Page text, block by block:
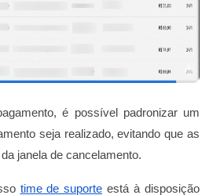
é possível padronizar um
seja realizado, evitando que as
janela de cancelamento.
time de suporte está à disposição